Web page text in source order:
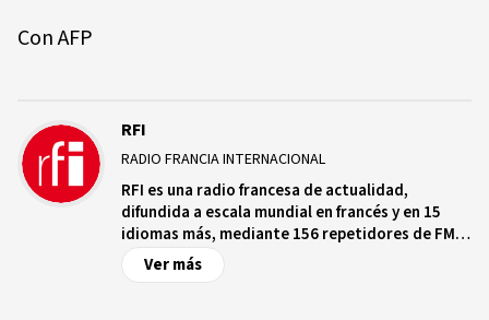
Con AFP
RFI
RADIO FRANCIA INTERNACIONAL
RFI es una radio francesa de actualidad,
difundida a escala mundial en francés y en 15
idiomas más, mediante 156 repetidores de FM
en ondas medias y cortas en una treintena de
satélites a destino de los cinco continentes, en
Ver más